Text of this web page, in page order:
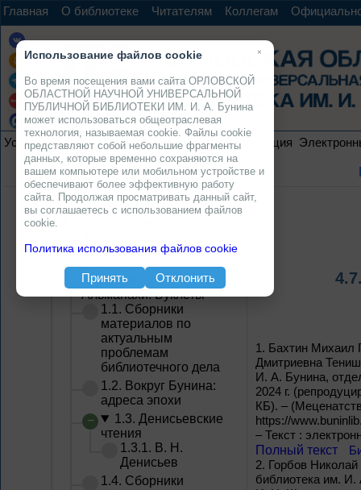
Главная О библиотеке Читателям Коллегам
Услуги Ресурсы Проекты Электронная коллекция
материалов научно-
практических
конференций, семинаров.
Альманахи. Буклеты
1.1. Сборники
материалов по
актуальным
проблемам
библиотечного дела
1.2. Вокруг Бунина:
адреса эпохи
1.3. Денисьевские
чтения
1.3.1. В. Н.
Денисьев
1.4. Сборники
1. Бахтин Михаил
Дмитриевна
И. А. Бунина,
2024 г.
КБ). –
https://
– Текст :
Полный текст
2. Горбов
библиотека им. И.
×
Использование файлов cookie
Во время посещения вами сайта ОРЛОВСКОЙ
ОБЛАСТНОЙ НАУЧНОЙ УНИВЕРСАЛЬНОЙ
ПУБЛИЧНОЙ БИБЛИОТЕКИ ИМ. И. А. Бунина
может использоваться общеотраслевая
технология, называемая cookie. Файлы cookie
представляют собой небольшие фрагменты
данных, которые временно сохраняются на
вашем компьютере или мобильном устройстве и
обеспечивают более эффективную работу
сайта. Продолжая просматривать данный сайт,
вы соглашаетесь с использованием файлов
cookie.
Политика использования файлов cookie
Принять Отклонить